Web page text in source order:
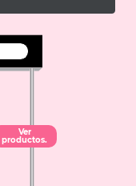
Ver
productos.